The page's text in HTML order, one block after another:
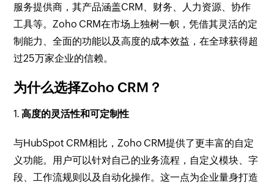
服务提供商，其产品涵盖CRM、财务、人力资源、协作
工具等。Zoho CRM在市场上独树一帜，凭借其灵活的定
制能力、全面的功能以及高度的成本效益，在全球获得超
过25万家企业的信赖。
为什么选择Zoho CRM？
1.高度的灵活性和可定制性
与HubSpot CRM相比，Zoho CRM提供了更丰富的自定
义功能。用户可以针对自己的业务流程，自定义模块、字
段、工作流规则以及自动化操作。这一点为企业量身打造